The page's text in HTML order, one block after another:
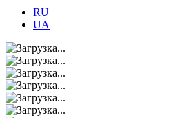
RU
UA